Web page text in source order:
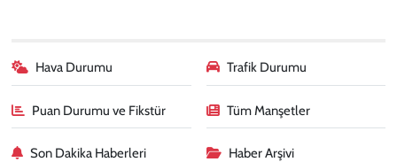
Hava Durumu Trafik Durumu
Puan Durumu ve Fikstür Tüm Manşetler
Son Dakika Haberleri Haber Arşivi